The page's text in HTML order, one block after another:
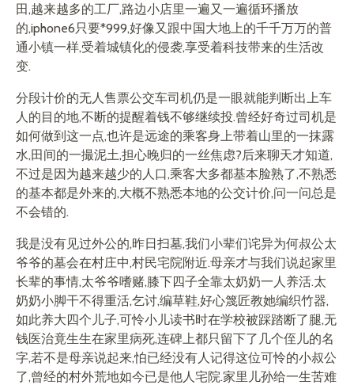
田,越来越多的工厂,路边小店里一遍又一遍循环播放
的,iphone6只要*999,好像又跟中国大地上的千千万万的普
通小镇一样,受着城镇化的侵袭,享受着科技带来的生活改
变.
分段计价的无人售票公交车司机仍是一眼就能判断出上车
人的目的地,不断的提醒着钱不够继续投.曾经好奇过司机是
如何做到这一点,也许是远途的乘客身上带着山里的一抹露
水,田间的一撮泥土,担心晚归的一丝焦虑?后来聊天才知道,
不过是因为越来越少的人口,乘客大多都基本脸熟了,不熟悉
的基本都是外来的,大概不熟悉本地的公交计价,问一问总是
不会错的.
我是没有见过外公的,昨日扫墓,我们小辈们诧异为何叔公太
爷爷的墓会在村庄中,村民宅院附近.母亲才与我们说起家里
长辈的事情,太爷爷嗜赌,膝下四子全靠太奶奶一人养活.太
奶奶小脚干不得重活,乞讨,编草鞋,好心篾匠教她编织竹器,
如此养大四个儿子,可怜小儿读书时在学校被踩踏断了腿,无
钱医治竟生生在家里病死,连碑上都只留下了几个侄儿的名
字,若不是母亲说起来,怕已经没有人记得这位可怜的小叔公
了,曾经的村外荒地如今已是他人宅院.家里儿孙给一生苦难